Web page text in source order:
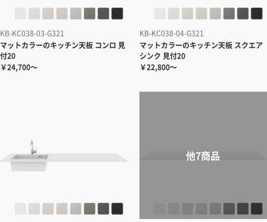
KB-KC038-03-G321
マットカラーのキッチン天板 コンロ 見
付20
￥24,700～
KB-KC038-04-G321
マットカラーのキッチン天板 スクエア
シンク 見付20
￥22,800～